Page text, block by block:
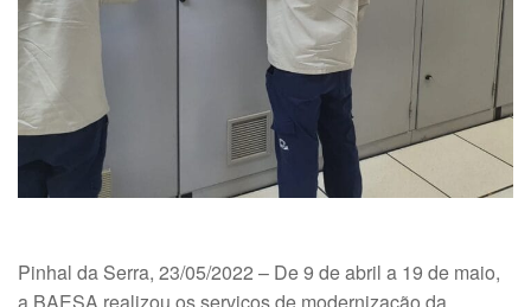
Pinhal da Serra, 23/05/2022 – De 9 de abril a 19 de maio,